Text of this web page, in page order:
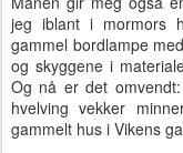
jeg iblant i mormors
gammel bordlampe
og skyggene i
Og nå er det
hvelving vekker
gammelt hus i Vikens